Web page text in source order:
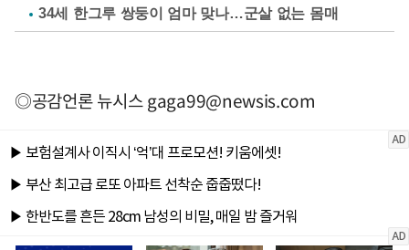
34세 한그루 쌍둥이 엄마 맞나…군살 없는 몸매
◎공감언론 뉴시스gaga99@newsis.com